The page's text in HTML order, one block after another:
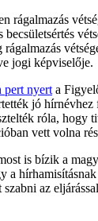
rágalmazás
jogi képviselője.
pert nyert a
jó hírnévhez
róla, hogy
vett volna
is bízik a
a
az